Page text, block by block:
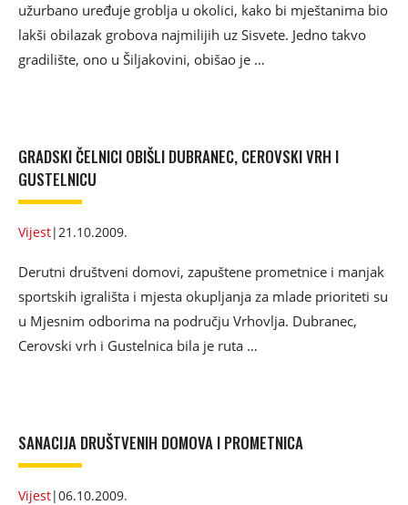
užurbano uređuje groblja u okolici, kako bi mještanima bio
lakši obilazak grobova najmilijih uz Sisvete. Jedno takvo
gradilište, ono u Šiljakovini, obišao je …
GRADSKI ČELNICI OBIŠLI DUBRANEC, CEROVSKI VRH I
GUSTELNICU
Vijest|21.10.2009.
Derutni društveni domovi, zapuštene prometnice i manjak
sportskih igrališta i mjesta okupljanja za mlade prioriteti su
u Mjesnim odborima na području Vrhovlja. Dubranec,
Cerovski vrh i Gustelnica bila je ruta …
SANACIJA DRUŠTVENIH DOMOVA I PROMETNICA
Vijest|06.10.2009.